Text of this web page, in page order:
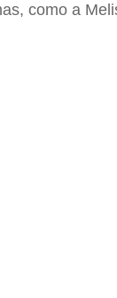
como a